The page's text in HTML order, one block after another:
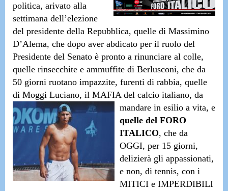
politica, arivato alla
settimana dell’elezione
del presidente della Repubblica, quelle di Massimino
D’Alema, che dopo aver abdicato per il ruolo del
Presidente del Senato è pronto a rinunciare al colle,
quelle rinsecchite e ammuffite di Berlusconi, che da
50 giorni ruotano impazzite, furenti di rabbia, quelle
di Moggi Luciano, il MAFIA del calcio italiano, da
mandare in esilio a vita, e
quelle del FORO
ITALICO, che da
OGGI, per 15 giorni,
delizierà gli appassionati,
e non, di tennis, con i
MITICI e IMPERDIBILI